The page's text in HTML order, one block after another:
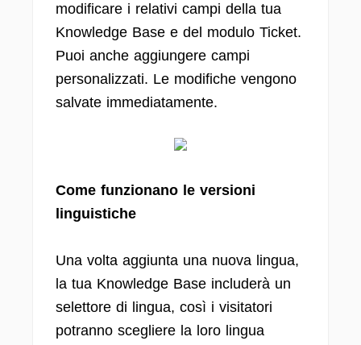
modificare i relativi campi della tua
Knowledge Base e del modulo Ticket.
Puoi anche aggiungere campi
personalizzati. Le modifiche vengono
salvate immediatamente.
Come funzionano le versioni
linguistiche
Una volta aggiunta una nuova lingua,
la tua Knowledge Base includerà un
selettore di lingua, così i visitatori
potranno scegliere la loro lingua